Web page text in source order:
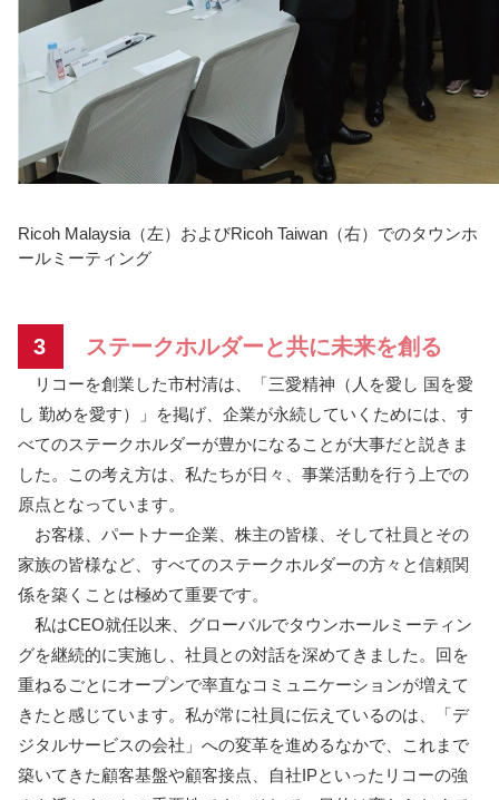
Ricoh Malaysia（左）およびRicoh Taiwan（右）でのタウンホ
ールミーティング
3 ステークホルダーと共に未来を創る
リコーを創業した市村清は、「三愛精神（人を愛し 国を愛
し 勤めを愛す）」を掲げ、企業が永続していくためには、す
べてのステークホルダーが豊かになることが大事だと説きま
した。この考え方は、私たちが日々、事業活動を行う上での
原点となっています。
お客様、パートナー企業、株主の皆様、そして社員とその
家族の皆様など、すべてのステークホルダーの方々と信頼関
係を築くことは極めて重要です。
私はCEO就任以来、グローバルでタウンホールミーティン
グを継続的に実施し、社員との対話を深めてきました。回を
重ねるごとにオープンで率直なコミュニケーションが増えて
きたと感じています。私が常に社員に伝えているのは、「デ
ジタルサービスの会社」への変革を進めるなかで、これまで
築いてきた顧客基盤や顧客接点、自社IPといったリコーの強